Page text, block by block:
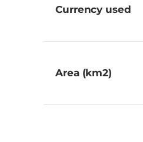
Currency used
Area (km2)